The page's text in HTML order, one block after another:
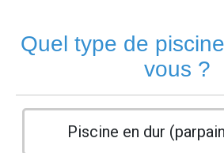
Quel type de
vous ?
Piscine en dur